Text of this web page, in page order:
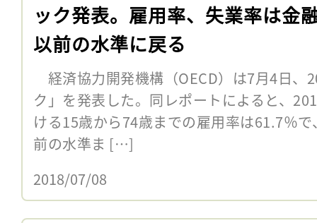
ック発表。雇用率、失業率は金
以前の水準に戻る
経済協力開発機構（OECD）は7月4日、
ク」を発表した。同レポートによると、
ける15歳から74歳までの雇用率は61.7％
前の水準ま […]
2018/07/08